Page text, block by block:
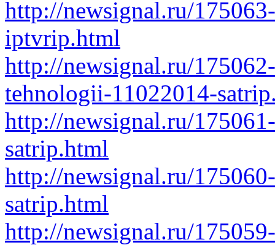
http://newsignal.ru/
iptvrip.html
http://newsignal.ru/
tehnologii-11022014-
http://newsignal.ru/
satrip.html
http://newsignal.ru/
satrip.html
http://newsignal.ru/